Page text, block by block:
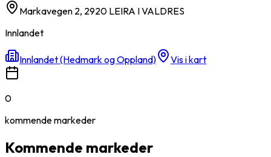
Markavegen 2, 2920 LEIRA I VALDRES
Innlandet
Innlandet (Hedmark og Oppland) Vis i kart
0
kommendemarkeder
Kommende markeder